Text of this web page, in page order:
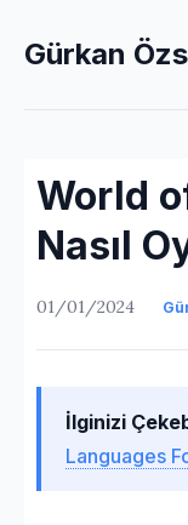
Gürkan
World
Nasıl
01/01/2024
İlginizi
Languages